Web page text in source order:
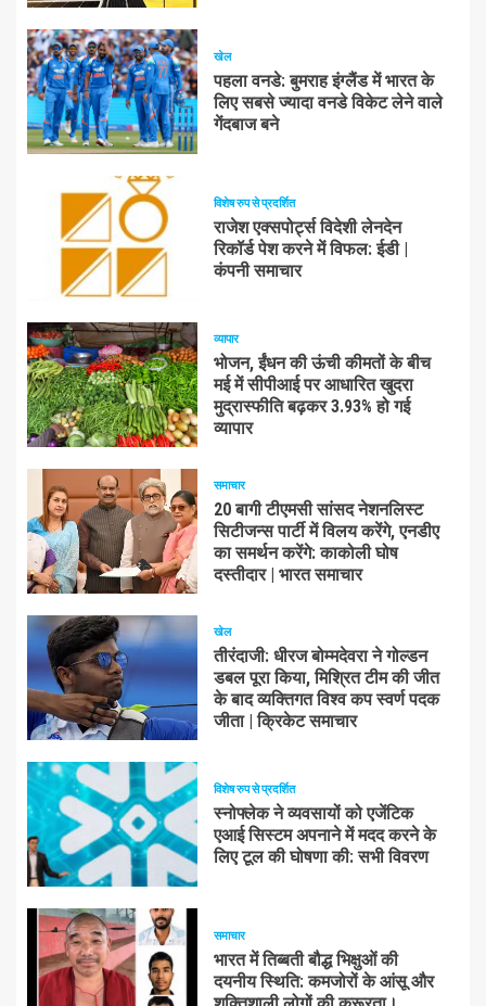
खेल
पहला वनडे: बुमराह इंग्लैंड में भारत के
लिए सबसे ज्यादा वनडे विकेट लेने वाले
गेंदबाज बने
विशेष रुप से प्रदर्शित
राजेश एक्सपोर्ट्स विदेशी लेनदेन
रिकॉर्ड पेश करने में विफल: ईडी |
कंपनी समाचार
व्यापार
भोजन, ईंधन की ऊंची कीमतों के बीच
मई में सीपीआई पर आधारित खुदरा
मुद्रास्फीति बढ़कर 3.93% हो गई
व्यापार
समाचार
20 बागी टीएमसी सांसद नेशनलिस्ट
सिटीजन्स पार्टी में विलय करेंगे, एनडीए
का समर्थन करेंगे: काकोली घोष
दस्तीदार | भारत समाचार
खेल
तीरंदाजी: धीरज बोम्मदेवरा ने गोल्डन
डबल पूरा किया, मिश्रित टीम की जीत
के बाद व्यक्तिगत विश्व कप स्वर्ण पदक
जीता | क्रिकेट समाचार
विशेष रुप से प्रदर्शित
स्नोफ्लेक ने व्यवसायों को एजेंटिक
एआई सिस्टम अपनाने में मदद करने के
लिए टूल की घोषणा की: सभी विवरण
समाचार
भारत में तिब्बती बौद्ध भिक्षुओं की
दयनीय स्थिति: कमजोरों के आंसू और